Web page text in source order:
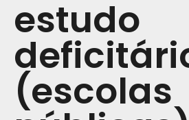
estudo
(escolas